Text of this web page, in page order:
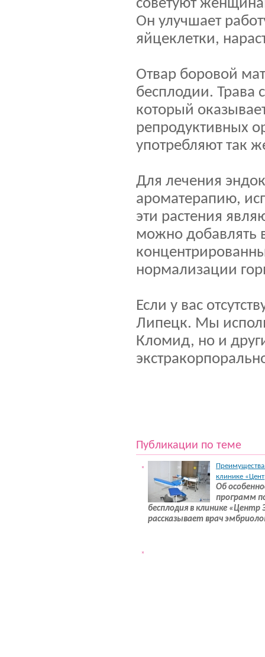
советуют
Он улучшает
яйцеклетки,
Отвар боровой
бесплодии. Трава
который
репродуктивных
употребляют так
Для лечения
ароматерапию,
эти растения
можно добавлять
нормализации
Если у вас
Липецк. Мы
Кломид, но и
Публикации по теме
клинике
Об
программ
бесплодия в клинике «Центр
рассказывает врач